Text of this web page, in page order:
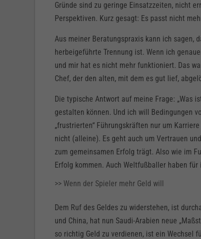
Gründe sind zu geringe Einsatzzeiten, nicht
Perspektiven. Kurz gesagt: Es passt nicht
Aus meiner Beratungspraxis kann ich sagen,
herbeigeführte Trennung ist. Wenn ich
und mir hat es nicht mehr funktioniert. Das
Chef, der den alten, mit dem es gut lief,
Die typische Antwort auf meine Frage: „Was
gestalten können. Und ich will Bedingungen
„frustrierten“ Führungskräften nur um
nicht (alleine). Es geht auch um Vertrauen
zum gemeinsamen Erfolg trägt. Also wie im
Erfolg kommen. Auch Weltfußballer haben
>> Wenn der Spieler mehr Geld will
Dem Ruf des Geldes zu widerstehen, ist
und China, hat nun Saudi-Arabien neue
so richtig Geld zu verdienen, ist ein Wechsel